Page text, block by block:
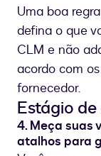
Uma boa
defina o que
CLM e não
acordo com
fornecedor.
Estágio
4. Meça suas
atalhos para